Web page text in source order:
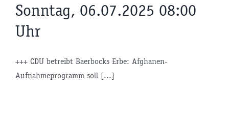
Sonntag, 06.07.2025 08:00
Uhr
+++ CDU betreibt Baerbocks Erbe: Afghanen-
Aufnahmeprogramm soll [...]